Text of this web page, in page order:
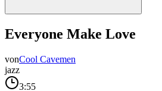
Everyone Make Love
vonCool Cavemen
jazz
3:55